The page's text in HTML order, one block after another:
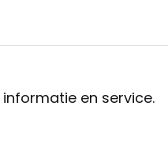
informatie en service.